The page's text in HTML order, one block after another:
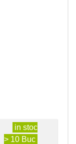
in stoc
> 10 Buc